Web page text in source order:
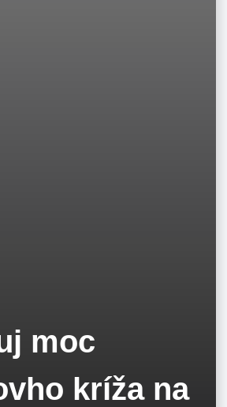
moc
kríža na